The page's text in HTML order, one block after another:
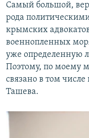
Самый большой,
рода
крымских
военнопленных
уже определенную
Поэтому, по моему
связано в том
Ташева.